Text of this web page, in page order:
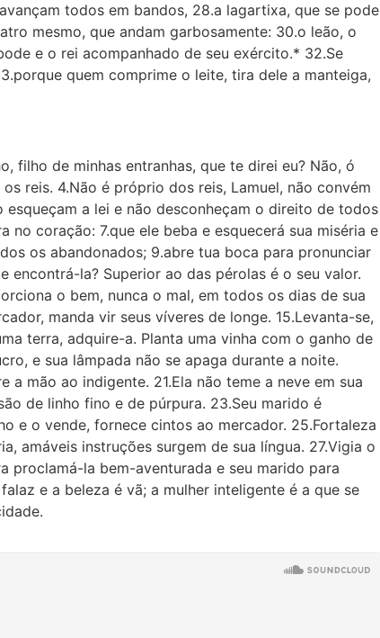
todos em bandos, 28.a lagartixa, que se pode
mesmo, que andam garbosamente: 30.o leão, o
e o rei acompanhado de seu exército.* 32.Se
quem comprime o leite, tira dele a manteiga,
filho de minhas entranhas, que te direi eu? Não, ó
reis. 4.Não é próprio dos reis, Lamuel, não convém
a lei e não desconheçam o direito de todos
coração: 7.que ele beba e esquecerá sua miséria e
os abandonados; 9.abre tua boca para pronunciar
encontrá-la? Superior ao das pérolas é o seu valor.
o bem, nunca o mal, em todos os dias de sua
manda vir seus víveres de longe. 15.Levanta-se,
terra, adquire-a. Planta uma vinha com o ganho de
e sua lâmpada não se apaga durante a noite.
mão ao indigente. 21.Ela não teme a neve em sua
de linho fino e de púrpura. 23.Seu marido é
e o vende, fornece cintos ao mercador. 25.Fortaleza
amáveis instruções surgem de sua língua. 27.Vigia o
proclamá-la bem-aventurada e seu marido para
e a beleza é vã; a mulher inteligente é a que se